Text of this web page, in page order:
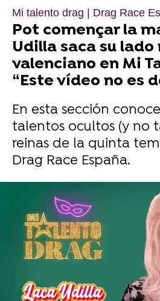
Mi talento drag | Drag Race
Pot començar la
Udilla saca su lado
valenciano en Mi
“Este vídeo no es
En esta sección
talentos ocultos (y no
reinas de la quinta
Drag Race España.
Publicado:01 de diciembre